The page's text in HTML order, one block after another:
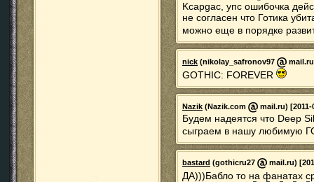
Kcapgac, упс ошибочка
не согласен что Готика
можно еще в порядке
nick (nikolay_safronov97
GOTHIC: FOREVER
Nazik (Nazik.com mail.ru) [2011-
Будем надеятся что Deep
сыграем в нашу любимую
bastard (gothicru27 mail.ru)
ДА)))Бабло то на фанатах